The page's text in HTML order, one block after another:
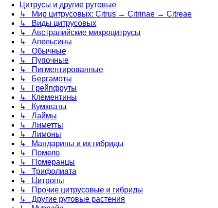
Цитрусы и другие рутовые
↳ Мир цитрусовых: Citrus → Citrinae → Citreae
↳ Виды цитрусовых
↳ Австралийские микроцитрусы
↳ Апельсины
↳ Обычные
↳ Пупочные
↳ Пигментированные
↳ Бергамоты
↳ Грейпфруты
↳ Клементины
↳ Кумкваты
↳ Лаймы
↳ Лиметты
↳ Лимоны
↳ Мандарины и их гибриды
↳ Помело
↳ Померанцы
↳ Трифолиата
↳ Цитроны
↳ Прочие цитрусовые и гибриды
↳ Другие рутовые растения